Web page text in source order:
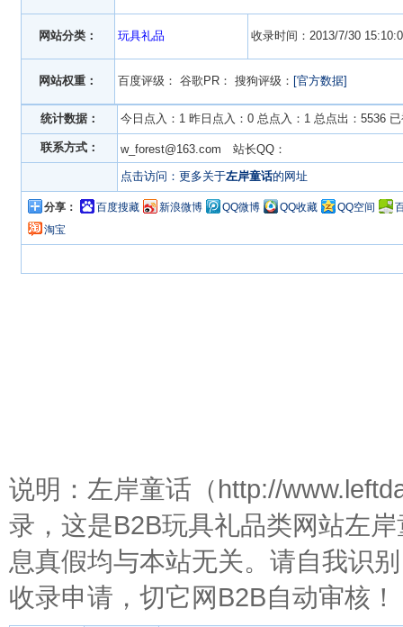
网站分类： 玩具礼品 收录时间：2013/7/30
网站权重： 百度评级： 谷歌PR： 搜狗评级： [官方数据]
统计数据： 今日点入：1 昨日点入：0 总点入：1 总点出：5536
联系方式：
w_forest@163.com 站长QQ：
点击访问：更多关于左岸童话的网址
分享： 百度搜藏 新浪微博 QQ微博 QQ收藏 QQ空间
淘宝
说明：左岸童话（http://
录，这是B2B玩具礼品类网站左
息真假均与本站无关。请自我识
收录申请，切它网B2B自动审核！